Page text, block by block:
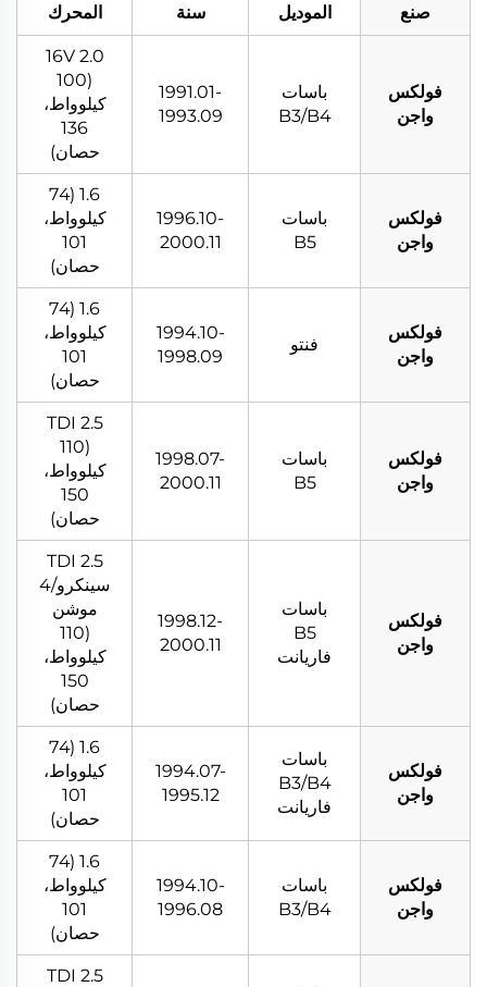
صنع
الموديل سنة المحرك
فولكس
واجن
باسات
B3/B4
1991.01-
1993.09
2.0 16V
(100
كيلوواط،
136
حصان)
فولكس
واجن
باسات
B5
1996.10-
2000.11
1.6 (74
كيلوواط،
101
حصان)
فولكس
واجن
فنتو
1994.10-
1998.09
1.6 (74
كيلوواط،
101
حصان)
فولكس
واجن
باسات
B5
1998.07-
2000.11
2.5 TDI
(110
كيلوواط،
150
حصان)
فولكس
واجن
باسات
B5
فاريانت
1998.12-
2000.11
2.5 TDI
سينكرو/4
موشن
(110
كيلوواط،
150
حصان)
فولكس
واجن
باسات
B3/B4
فاريانت
1994.07-
1995.12
1.6 (74
كيلوواط،
101
حصان)
فولكس
واجن
باسات
B3/B4
1994.10-
1996.08
1.6 (74
كيلوواط،
101
حصان)
2.5 TDI